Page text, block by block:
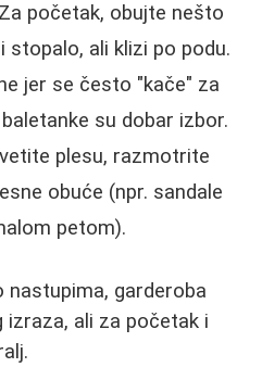
početak, obujte nešto
ali klizi po podu.
jer se često "kače" za
su dobar izbor.
plesu, razmotrite
obuće (npr. sandale
petom).
nastupima, garderoba
ali za početak i